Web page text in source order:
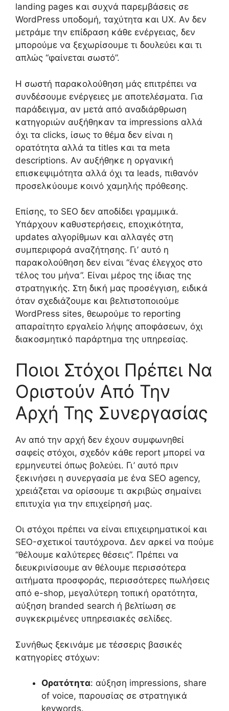
landing pages και συχνά παρεμβάσεις σε
WordPress υποδομή, ταχύτητα και UX. Αν δεν
μετράμε την επίδραση κάθε ενέργειας, δεν
μπορούμε να ξεχωρίσουμε τι δουλεύει και τι
απλώς “φαίνεται σωστό”.
Η σωστή παρακολούθηση μάς επιτρέπει να
συνδέσουμε ενέργειες με αποτελέσματα. Για
παράδειγμα, αν μετά από αναδιάρθρωση
κατηγοριών αυξήθηκαν τα impressions αλλά
όχι τα clicks, ίσως το θέμα δεν είναι η
ορατότητα αλλά τα titles και τα meta
descriptions. Αν αυξήθηκε η οργανική
επισκεψιμότητα αλλά όχι τα leads, πιθανόν
προσελκύουμε κοινό χαμηλής πρόθεσης.
Επίσης, το SEO δεν αποδίδει γραμμικά.
Υπάρχουν καθυστερήσεις, εποχικότητα,
updates αλγορίθμων και αλλαγές στη
συμπεριφορά αναζήτησης. Γι’ αυτό η
παρακολούθηση δεν είναι “ένας έλεγχος στο
τέλος του μήνα”. Είναι μέρος της ίδιας της
στρατηγικής. Στη δική μας προσέγγιση, ειδικά
όταν σχεδιάζουμε και βελτιστοποιούμε
WordPress sites, θεωρούμε το reporting
απαραίτητο εργαλείο λήψης αποφάσεων, όχι
διακοσμητικό παράρτημα της υπηρεσίας.
Ποιοι Στόχοι Πρέπει Να
Οριστούν Από Την
Αρχή Της Συνεργασίας
Αν από την αρχή δεν έχουν συμφωνηθεί
σαφείς στόχοι, σχεδόν κάθε report μπορεί να
ερμηνευτεί όπως βολεύει. Γι’ αυτό πριν
ξεκινήσει η συνεργασία με ένα SEO agency,
χρειάζεται να ορίσουμε τι ακριβώς σημαίνει
επιτυχία για την επιχείρησή μας.
Οι στόχοι πρέπει να είναι επιχειρηματικοί και
SEO-σχετικοί ταυτόχρονα. Δεν αρκεί να πούμε
“θέλουμε καλύτερες θέσεις”. Πρέπει να
διευκρινίσουμε αν θέλουμε περισσότερα
αιτήματα προσφοράς, περισσότερες πωλήσεις
από e-shop, μεγαλύτερη τοπική ορατότητα,
αύξηση branded search ή βελτίωση σε
συγκεκριμένες υπηρεσιακές σελίδες.
Συνήθως ξεκινάμε με τέσσερις βασικές
κατηγορίες στόχων:
Ορατότητα: αύξηση impressions, share
of voice, παρουσίας σε στρατηγικά
keywords.